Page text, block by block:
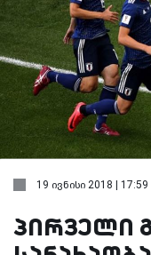
19 ივნისი 2018 | 17:59
პირველი